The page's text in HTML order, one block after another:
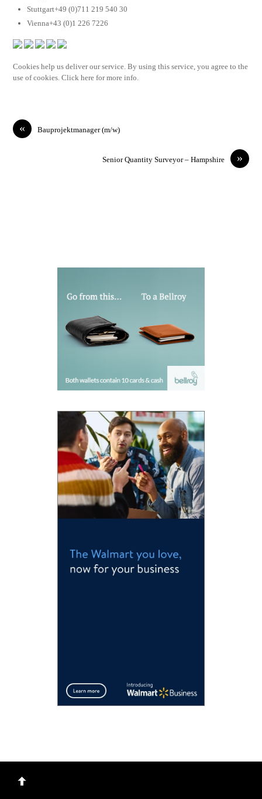
Stuttgart+49 (0)711 219 540 30
Vienna+43 (0)1 226 7226
Cookies help us deliver our service. By using this service, you agree to the
use of cookies. Click here for more info.
« Bauprojektmanager (m/w)
»
Senior Quantity Surveyor – Hampshire